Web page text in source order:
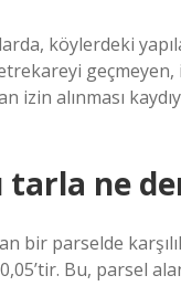
köylerdeki
geçmeyen,
izin alınması
tarla ne
bir parselde
Bu, parsel